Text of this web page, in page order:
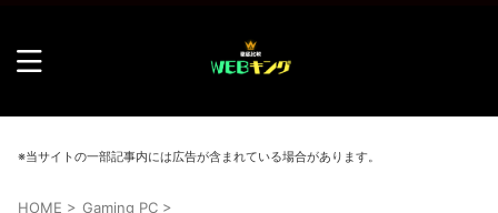
※当サイトの一部記事内には広告が含まれている場合があります。
HOME > Gaming PC >